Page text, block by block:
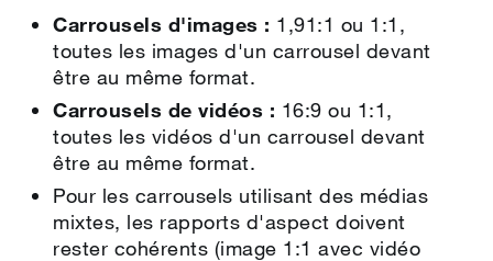
Carrousels d'images : 1,91:1 ou 1:1,
toutes les images d'un carrousel devant
être au même format.
Carrousels de vidéos : 16:9 ou 1:1,
toutes les vidéos d'un carrousel devant
être au même format.
Pour les carrousels utilisant des médias
mixtes, les rapports d'aspect doivent
rester cohérents (image 1:1 avec vidéo